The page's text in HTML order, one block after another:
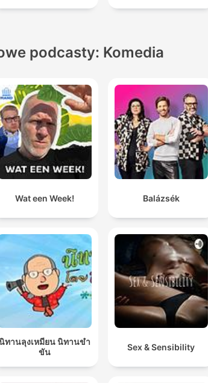
podcasty: Komedia
Wat een Week! Balázsék
ทานลุงเหมียน นิทานขำ
ขัน
Sex & Sensibility